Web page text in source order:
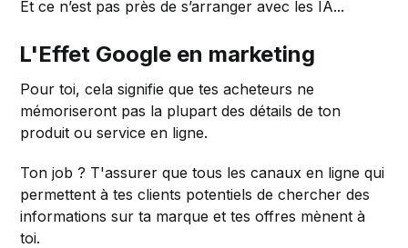
Et ce n’est pas près de s’arranger avec les IA...
L'Effet Google en marketing
Pour toi, cela signifie que tes acheteurs ne
mémoriseront pas la plupart des détails de ton
produit ou service en ligne.
Ton job ? T'assurer que tous les canaux en ligne qui
permettent à tes clients potentiels de chercher des
informations sur ta marque et tes offres mènent à
toi.